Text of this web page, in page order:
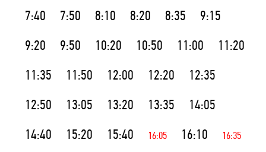
7:40
7:50 8:10 8:20 8:35
9:15
9:20
9:50 10:20 10:50 11:00
11:20
11:35
11:50 12:00 12:20
12:35
12:50
13:05 13:20 13:35
14:05
14:40
15:20 15:40 16:05 16:10 16:35